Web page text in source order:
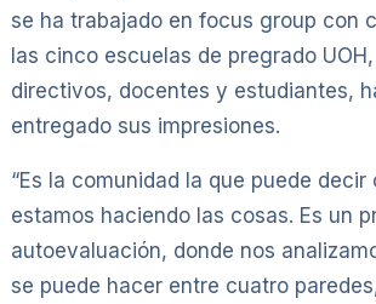
se ha trabajado en focus group con
las cinco escuelas de pregrado
directivos, docentes y estudiantes,
entregado sus impresiones.
“Es la comunidad la que puede decir
estamos haciendo las cosas. Es un
autoevaluación, donde nos
se puede hacer entre cuatro